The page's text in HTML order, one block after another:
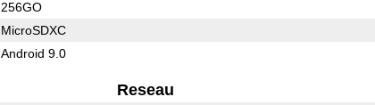
256GO
MicroSDXC
Android 9.0
Reseau